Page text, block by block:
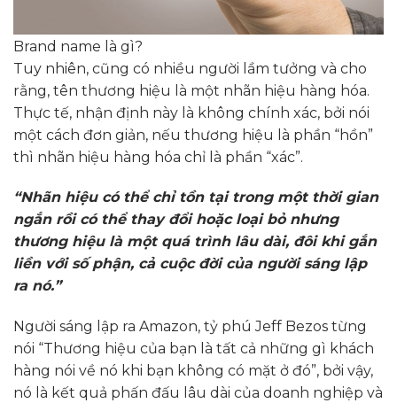
Brand name là gì?
Tuy nhiên, cũng có nhiều người lầm tưởng và cho
rằng, tên thương hiệu là một nhãn hiệu hàng hóa.
Thực tế, nhận định này là không chính xác, bởi nói
một cách đơn giản, nếu thương hiệu là phần “hồn”
thì nhãn hiệu hàng hóa chỉ là phần “xác”.
“Nhãn hiệu có thể chỉ tồn tại trong một thời gian
ngắn rồi có thể thay đổi hoặc loại bỏ nhưng
thương hiệu là một quá trình lâu dài, đôi khi gắn
liền với số phận, cả cuộc đời của người sáng lập
ra nó.”
Người sáng lập ra Amazon, tỷ phú Jeff Bezos từng
nói “Thương hiệu của bạn là tất cả những gì khách
hàng nói về nó khi bạn không có mặt ở đó”, bởi vậy,
nó là kết quả phấn đấu lâu dài của doanh nghiệp và